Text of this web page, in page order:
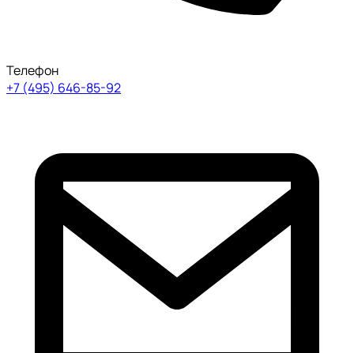
Телефон
+7 (495) 646-85-92